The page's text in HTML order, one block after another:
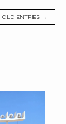
OLD ENTRIES →